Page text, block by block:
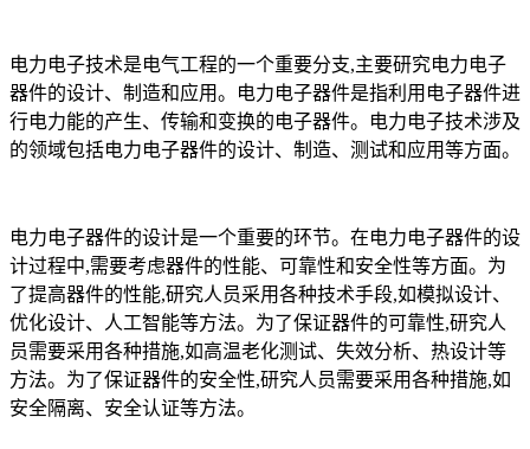
电力电子技术是电气工程的一个重要分支,主要研究电力电子
器件的设计、制造和应用。电力电子器件是指利用电子器件进
行电力能的产生、传输和变换的电子器件。电力电子技术涉及
的领域包括电力电子器件的设计、制造、测试和应用等方面。
电力电子器件的设计是一个重要的环节。在电力电子器件的设
计过程中,需要考虑器件的性能、可靠性和安全性等方面。为
了提高器件的性能,研究人员采用各种技术手段,如模拟设计、
优化设计、人工智能等方法。为了保证器件的可靠性,研究人
员需要采用各种措施,如高温老化测试、失效分析、热设计等
方法。为了保证器件的安全性,研究人员需要采用各种措施,如
安全隔离、安全认证等方法。